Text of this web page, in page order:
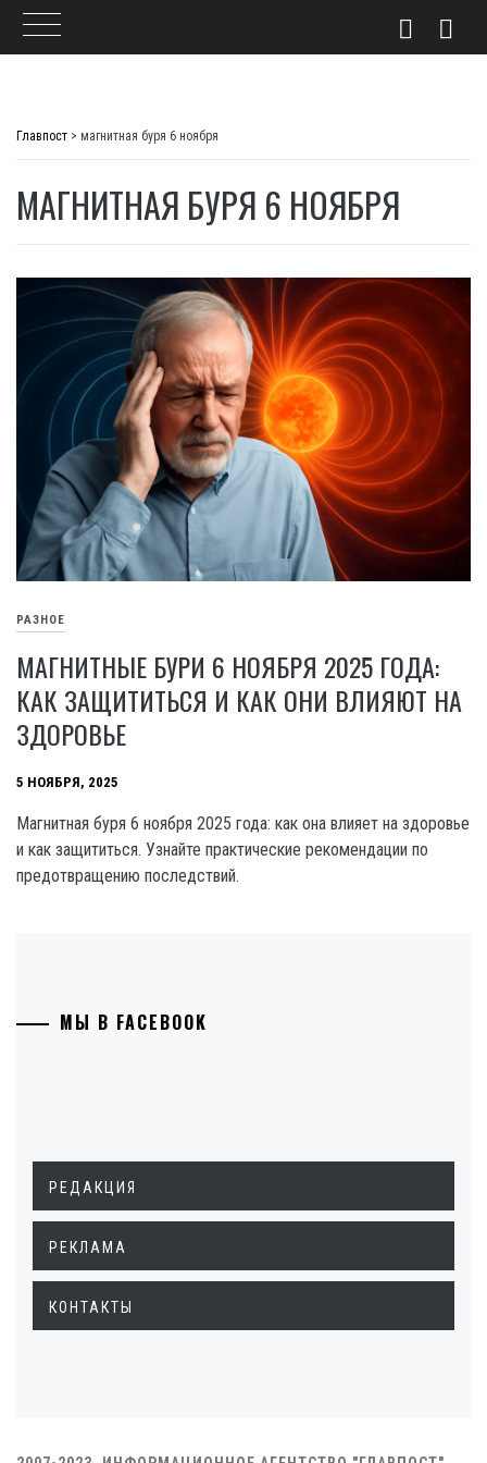
Главпост > магнитная буря 6 ноября
МАГНИТНАЯ БУРЯ 6 НОЯБРЯ
РАЗНОЕ
МАГНИТНЫЕ БУРИ 6 НОЯБРЯ 2025 ГОДА:
КАК ЗАЩИТИТЬСЯ И КАК ОНИ ВЛИЯЮТ НА
ЗДОРОВЬЕ
5 НОЯБРЯ, 2025
Магнитная буря 6 ноября 2025 года: как она влияет на здоровье
и как защититься. Узнайте практические рекомендации по
предотвращению последствий.
МЫ В FACEBOOK
РЕДАКЦИЯ
РЕКЛАМА
КОНТАКТЫ